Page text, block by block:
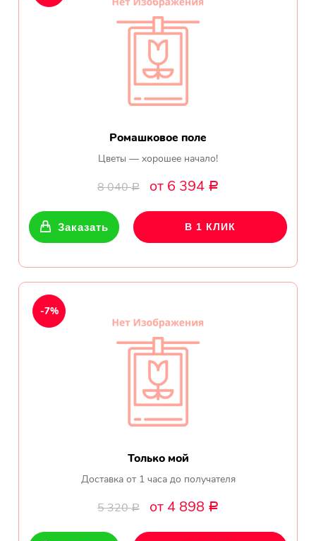
Ромашковое поле
Цветы — хорошее начало!
8 040Р от 6 394 Р
Заказать В 1 КЛИК
Только мой
Доставка от 1 часа до получателя
5 320Р от 4 898 Р
-7%